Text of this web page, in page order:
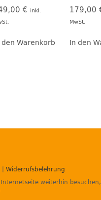
€ inkl.
den Warenkorb
179,00
MwSt.
In den
|Widerrufsbelehrung
weiterhin